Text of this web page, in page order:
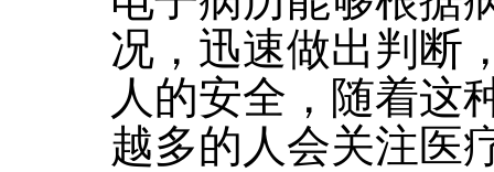
况，迅速做出判断
人的安全，随着这
越多的人会关注医